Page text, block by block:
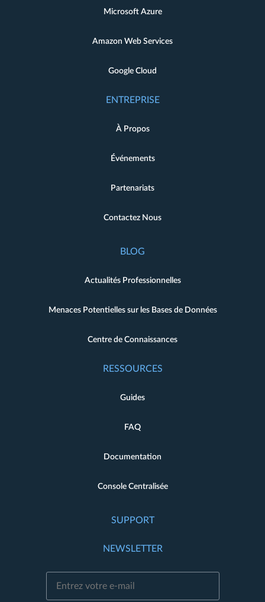
Microsoft Azure
Amazon Web Services
Google Cloud
ENTREPRISE
À Propos
Événements
Partenariats
Contactez Nous
BLOG
Actualités Professionnelles
Menaces Potentielles sur les Bases de Données
Centre de Connaissances
RESSOURCES
Guides
FAQ
Documentation
Console Centralisée
SUPPORT
NEWSLETTER